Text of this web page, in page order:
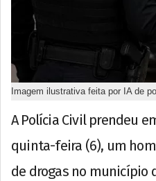
Imagem ilustrativa feita por IA de
A Polícia Civil prendeu
quinta-feira (6), um
de drogas no município